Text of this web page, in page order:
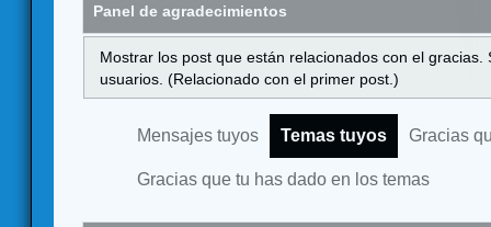
Panel de agradecimientos
Mostrar los post que están relacionados con el
usuarios. (Relacionado con el primer post.)
Mensajes tuyos Temas tuyos Gracias
Gracias que tu has dado en los temas